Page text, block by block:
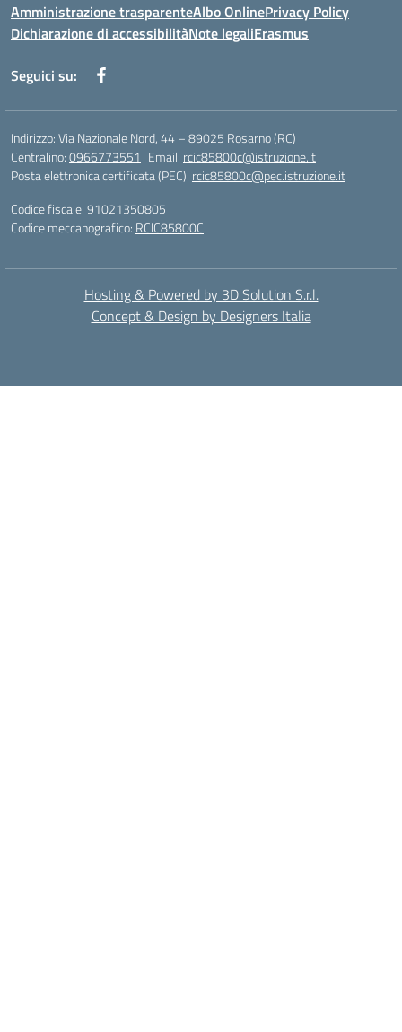
Amministrazione trasparenteAlbo OnlinePrivacy Policy
Dichiarazione di accessibilitàNote legaliErasmus
Seguici su:
Indirizzo:Via Nazionale Nord, 44 – 89025 Rosarno (RC)
Centralino:0966773551 Email: rcic85800c@istruzione.it
Posta elettronica certificata (PEC): rcic85800c@pec.istruzione.it
Codice fiscale: 91021350805
Codice meccanografico: RCIC85800C
Hosting & Powered by 3D Solution S.r.l.
Concept & Design by Designers Italia